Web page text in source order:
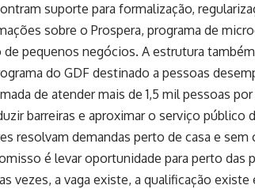
suporte para formalização,
sobre o Prospera, programa de
pequenos negócios. A estrutura
do GDF destinado a pessoas
de atender mais de 1,5 mil pessoas
barreiras e aproximar o serviço público
resolvam demandas perto de casa e
é levar oportunidade para perto das
vezes, a vaga existe, a qualificação